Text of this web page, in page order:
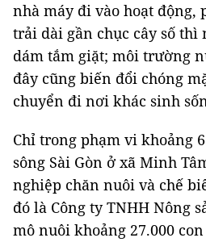
nhà máy đi vào hoạt động,
trải dài gần chục cây số
dám tắm giặt; môi trường
đây cũng biến đổi chóng
chuyển đi nơi khác sinh
Chỉ trong phạm vi khoảng
sông Sài Gòn ở xã Minh
nghiệp chăn nuôi và chế
đó là Công ty TNHH Nông
mô nuôi khoảng 27.000